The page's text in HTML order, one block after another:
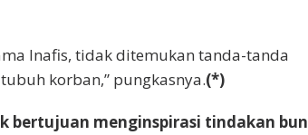
Inafis, tidak ditemukan tanda-tanda
korban,” pungkasnya.(*)
bertujuan menginspirasi tindakan